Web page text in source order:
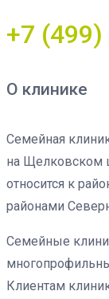
+7 (499)
О клинике
Семейная
на Щелковском
относится к
районами
Семейные
Клиентам